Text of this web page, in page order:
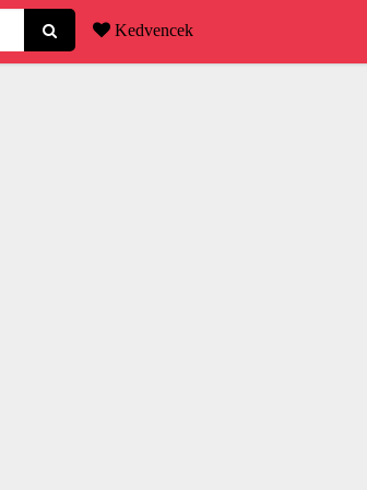
Kedvencek